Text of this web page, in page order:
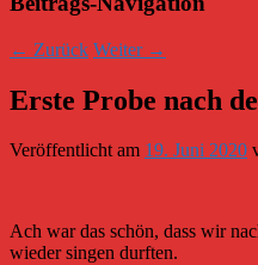
← Zurück Weiter →
Erste Probe nach
Veröffentlicht am 19. Juni 2020
Ach war das schön, dass wir
wieder singen durften.